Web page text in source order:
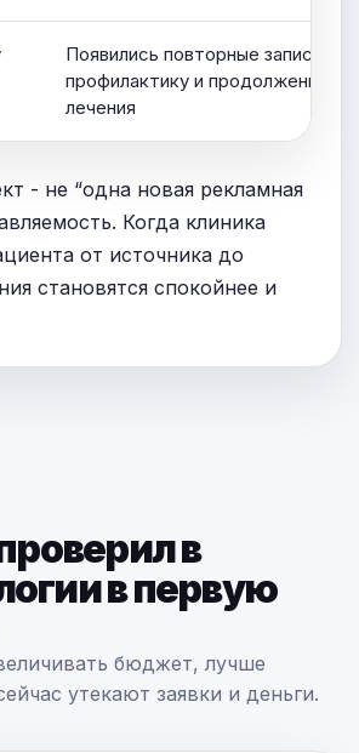
Появились повторные записи на
профилактику и продолжение
лечения
- не “одна новая рекламная
Когда клиника
от источника до
становятся спокойнее и
в
в первую
бюджет, лучше
утекают заявки и деньги.